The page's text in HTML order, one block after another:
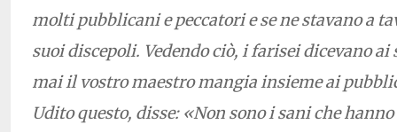
molti pubblicani e peccatori e se ne stavano a
suoi discepoli. Vedendo ciò, i farisei dicevano ai
mai il vostro maestro mangia insieme ai
Udito questo, disse: «Non sono i sani che